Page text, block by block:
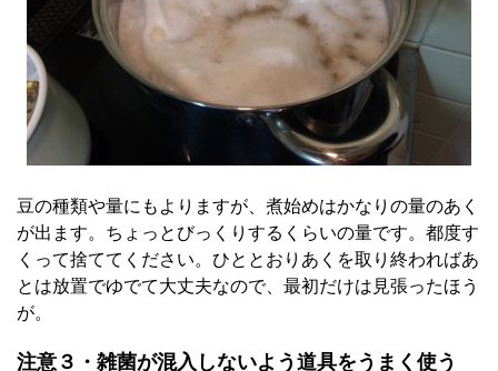
豆の種類や量にもよりますが、煮始めはかなりの量のあく
が出ます。ちょっとびっくりするくらいの量です。都度す
くって捨ててください。ひととおりあくを取り終わればあ
とは放置でゆでて大丈夫なので、最初だけは見張ったほう
が。
注意３・雑菌が混入しないよう道具をうまく使う